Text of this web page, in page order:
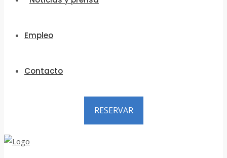
Empleo
Contacto
RESERVAR